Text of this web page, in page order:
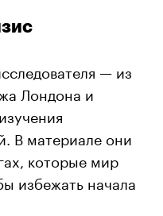
— из
Лондона и
В материале они
которые мир
избежать начала